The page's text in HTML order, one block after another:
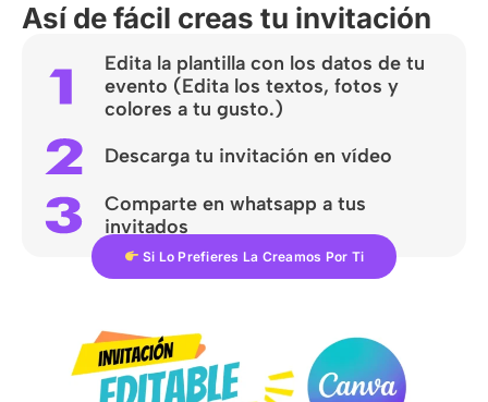
Así de fácil creas tu invitación
Edita la plantilla con los datos de tu
evento (Edita los textos, fotos y
colores a tu gusto.)
Descarga tu invitación en vídeo
Comparte en whatsapp a tus
invitados
Si Lo Prefieres La Creamos Por Ti